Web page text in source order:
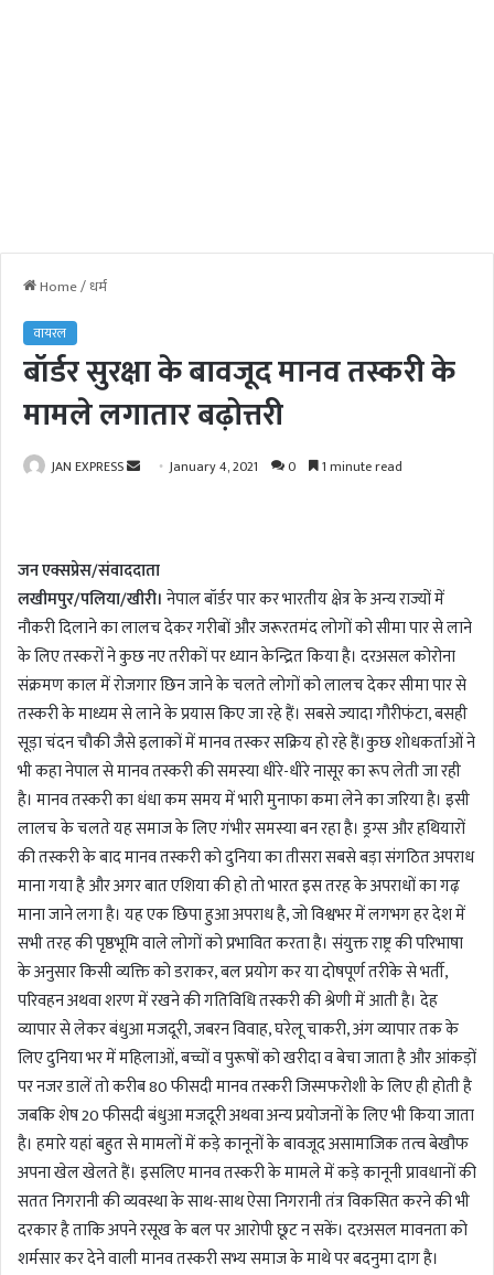
Home/धर्म
वायरल
बॉर्डर सुरक्षा के बावजूद मानव तस्करी के
मामले लगातार बढ़ोत्तरी
JAN EXPRESS
a
n
e
m
a
i
l
January 4, 2021 0 1 minute read
जन एक्सप्रेस/संवाददाता
लखीमपुर/पलिया/खीरी। नेपाल बॉर्डर पार कर भारतीय क्षेत्र के अन्य राज्यों में
नौकरी दिलाने का लालच देकर गरीबों और जरूरतमंद लोगों को सीमा पार से लाने
के लिए तस्करों ने कुछ नए तरीकों पर ध्यान केन्द्रित किया है। दरअसल कोरोना
संक्रमण काल में रोजगार छिन जाने के चलते लोगों को लालच देकर सीमा पार से
तस्करी के माध्यम से लाने के प्रयास किए जा रहे हैं। सबसे ज्यादा गौरीफंटा, बसही
सूड़ा चंदन चौकी जैसे इलाकों में मानव तस्कर सक्रिय हो रहे हैं।कुछ शोधकर्ताओं ने
भी कहा नेपाल से मानव तस्करी की समस्या धीरे-धीरे नासूर का रूप लेती जा रही
है। मानव तस्करी का धंधा कम समय में भारी मुनाफा कमा लेने का जरिया है। इसी
लालच के चलते यह समाज के लिए गंभीर समस्या बन रहा है। ड्रग्स और हथियारों
की तस्करी के बाद मानव तस्करी को दुनिया का तीसरा सबसे बड़ा संगठित अपराध
माना गया है और अगर बात एशिया की हो तो भारत इस तरह के अपराधों का गढ़
माना जाने लगा है। यह एक छिपा हुआ अपराध है, जो विश्वभर में लगभग हर देश में
सभी तरह की पृष्ठभूमि वाले लोगों को प्रभावित करता है। संयुक्त राष्ट्र की परिभाषा
के अनुसार किसी व्यक्ति को डराकर, बल प्रयोग कर या दोषपूर्ण तरीके से भर्ती,
परिवहन अथवा शरण में रखने की गतिविधि तस्करी की श्रेणी में आती है। देह
व्यापार से लेकर बंधुआ मजदूरी, जबरन विवाह, घरेलू चाकरी, अंग व्यापार तक के
लिए दुनिया भर में महिलाओं, बच्चों व पुरूषों को खरीदा व बेचा जाता है और आंकड़ों
पर नजर डालें तो करीब 80 फीसदी मानव तस्करी जिस्मफरोशी के लिए ही होती है
जबकि शेष 20 फीसदी बंधुआ मजदूरी अथवा अन्य प्रयोजनों के लिए भी किया जाता
है। हमारे यहां बहुत से मामलों में कड़े कानूनों के बावजूद असामाजिक तत्व बेखौफ
अपना खेल खेलते हैं। इसलिए मानव तस्करी के मामले में कड़े कानूनी प्रावधानों की
सतत निगरानी की व्यवस्था के साथ-साथ ऐसा निगरानी तंत्र विकसित करने की भी
दरकार है ताकि अपने रसूख के बल पर आरोपी छूट न सकें। दरअसल मावनता को
शर्मसार कर देने वाली मानव तस्करी सभ्य समाज के माथे पर बदनुमा दाग है।